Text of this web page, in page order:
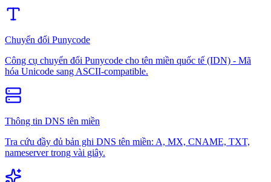
Chuyển đổi Punycode
Công cụ chuyển đổi Punycode cho tên miền quốc tế (IDN) - Mã
hóa Unicode sang ASCII-compatible.
Thông tin DNS tên miền
Tra cứu đầy đủ bản ghi DNS tên miền: A, MX, CNAME, TXT,
nameserver trong vài giây.